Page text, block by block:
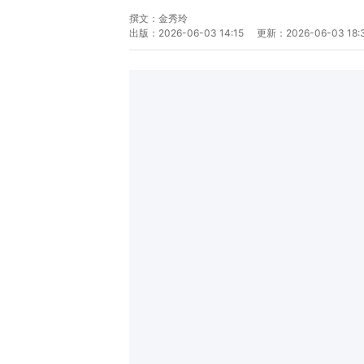
撰文： 金秀玲
出版： 2026-06-03 14:15 更新： 2026-06-03